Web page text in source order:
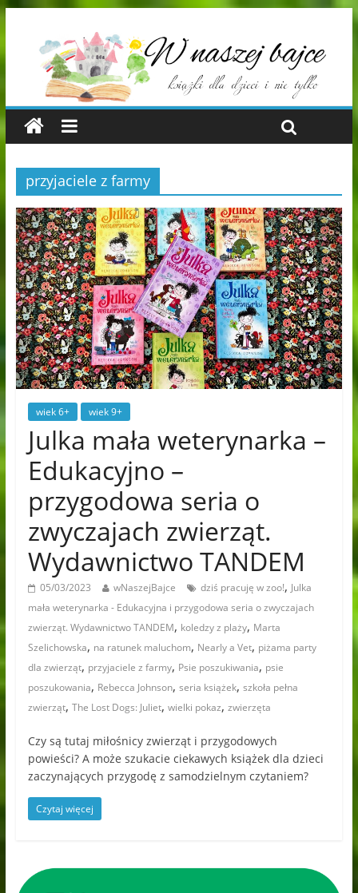
przyjaciele z farmy
wiek 6+ wiek 9+
Julka mała weterynarka –
Edukacyjno –
przygodowa seria o
zwyczajach zwierząt.
Wydawnictwo TANDEM
05/03/2023 wNaszejBajce dziś pracuję w zoo!, Julka
mała weterynarka - Edukacyjna i przygodowa seria o zwyczajach
zwierząt. Wydawnictwo TANDEM, koledzy z plaży, Marta
Szelichowska, na ratunek maluchom, Nearly a Vet, piżama party
dla zwierząt, przyjaciele z farmy, Psie poszukiwania, psie
poszukowania, Rebecca Johnson, seria książek, szkoła pełna
zwierząt, The Lost Dogs: Juliet, wielki pokaz, zwierzęta
Czy są tutaj miłośnicy zwierząt i przygodowych
powieści? A może szukacie ciekawych książek dla dzieci
zaczynających przygodę z samodzielnym czytaniem?
Czytaj więcej